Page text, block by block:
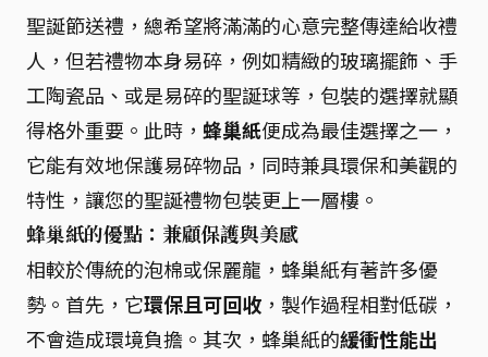
聖誕節送禮，總希望將滿滿的心意完整傳達給收禮
人，但若禮物本身易碎，例如精緻的玻璃擺飾、手
工陶瓷品、或是易碎的聖誕球等，包裝的選擇就顯
得格外重要。此時， 蜂巢紙便成為最佳選擇之一，
它能有效地保護易碎物品，同時兼具環保和美觀的
特性，讓您的聖誕禮物包裝更上一層樓。
蜂巢紙的優點：兼顧保護與美感
相較於傳統的泡棉或保麗龍，蜂巢紙有著許多優
勢。首先，它環保且可回收 ，製作過程相對低碳，
不會造成環境負擔。其次，蜂巢紙的緩衝性能出